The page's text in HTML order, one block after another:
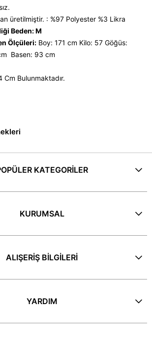
üretilmiştir. : %97 Polyester %3 Likra
Beden: M
Ölçüleri: Boy: 171 cm Kilo: 57 Göğüs:
Basen: 93 cm
Cm Bulunmaktadır.
KATEGORİLER
KURUMSAL
ALIŞERİŞ BİLGİLERİ
YARDIM